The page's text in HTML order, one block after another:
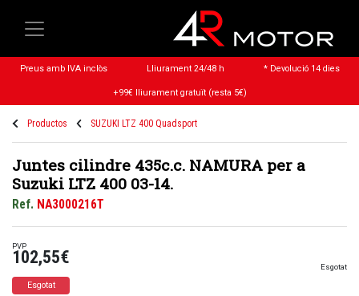
Preus amb IVA inclòs Lliurament 24/48 h * Devolució 14 dies
+99€ lliurament gratuït (resta 5€)
Productos SUZUKI LTZ 400 Quadsport
Juntes cilindre 435c.c. NAMURA per a
Suzuki LTZ 400 03-14.
Ref. NA3000216T
PVP
102,55€
Esgotat
Esgotat